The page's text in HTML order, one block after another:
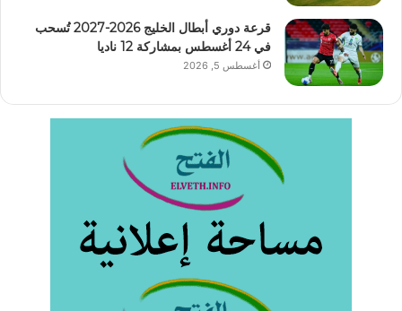
قرعة دوري أبطال الخليج 2026-2027 تُسحب
في 24 أغسطس بمشاركة 12 ناديا
أغسطس 5, 2026